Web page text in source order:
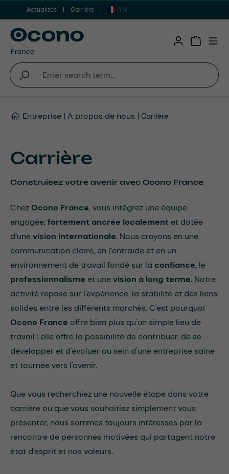
Aller au contenu principal
Actualités Carrière FR
Entreprise À propos de nous Carrière
Carrière
Construisez votre avenir avec Ocono France
ChezOcono France, vous intégrez une équipe
engagée,fortement ancrée localement et dotée
d’unevision internationale. Nous croyons en une
communication claire, en l’entraide et en un
environnement de travail fondé sur la confiance, le
professionnalisme et unevision à long terme. Notre
activité repose sur l'expérience, la stabilité et des liens
solides entre les différents marchés. C'est pourquoi
Ocono France offre bien plus qu'un simple lieu de
travail : elle offre la possibilité de contribuer, de se
développer et d'évoluer au sein d'une entreprise saine
et tournée vers l'avenir.
Que vous recherchiez une nouvelle étape dans votre
carrière ou que vous souhaitiez simplement vous
présenter, nous sommes toujours intéressés par la
rencontre de personnes motivées qui partagent notre
état d'esprit et nos valeurs.